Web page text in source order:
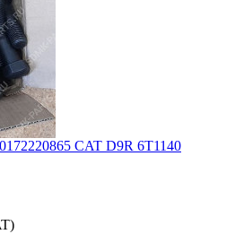
CAT D9R 6T1140